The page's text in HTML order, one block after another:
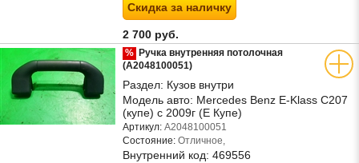
Скидка за наличку
2 700 руб.
% Ручка внутренняя потолочная
(A2048100051)
Раздел: Кузов внутри
Модель авто: Mercedes Benz E-Klass C207
(купе) с 2009г (Е Купе)
Артикул: A2048100051
Состояние: Отличное,
Внутренний код: 469556